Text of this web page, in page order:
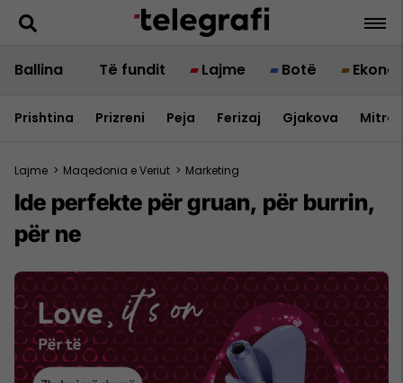
Ballina Të fundit Lajme Botë
Prishtina Prizreni Peja Ferizaj Gjakova
Lajme > Maqedonia e Veriut > Marketing
Ide perfekte për gruan, për burrin,
për ne